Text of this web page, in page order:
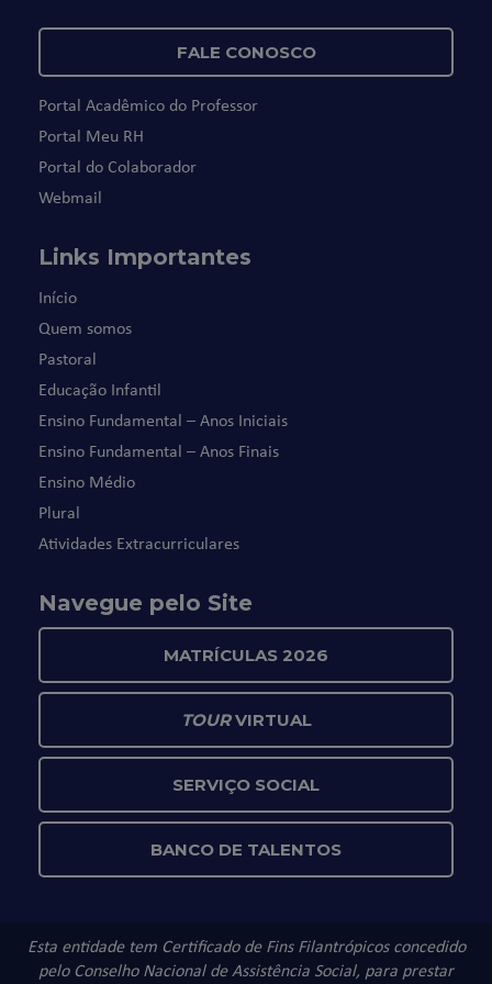
FALE CONOSCO
Portal Acadêmico do Professor
Portal Meu RH
Portal do Colaborador
Webmail
Links Importantes
Início
Quem somos
Pastoral
Educação Infantil
Ensino Fundamental – Anos Iniciais
Ensino Fundamental – Anos Finais
Ensino Médio
Plural
Atividades Extracurriculares
Navegue pelo Site
MATRÍCULAS 2026
TOURVIRTUAL
SERVIÇO SOCIAL
BANCO DE TALENTOS
Esta entidade tem Certificado de Fins Filantrópicos concedido
pelo Conselho Nacional de Assistência Social, para prestar